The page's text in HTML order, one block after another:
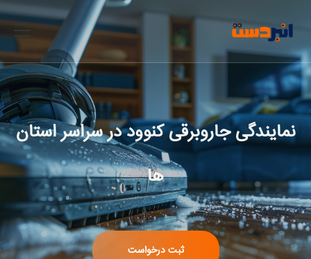
نمایندگی جاروبرقی کنووددر سراسر استان
ها
ثبت درخواست